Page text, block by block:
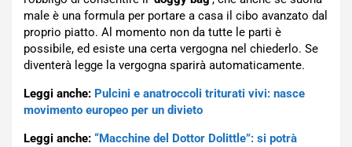
male è una formula per portare a casa il cibo avanzato dal
proprio piatto. Al momento non da tutte le parti è
possibile, ed esiste una certa vergogna nel chiederlo. Se
diventerà legge la vergogna sparirà automaticamente.
Leggi anche: Pulcini e anatroccoli triturati vivi: nasce
movimento europeo per un divieto
Leggi anche: “Macchine del Dottor Dolittle”: si potrà